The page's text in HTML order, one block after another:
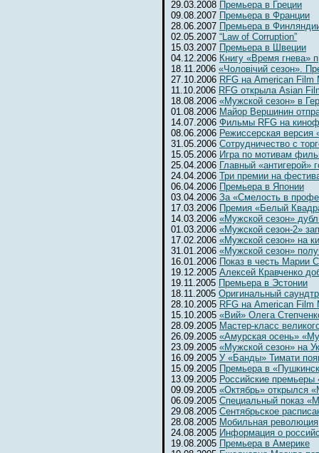
29.03.2008 Премьера в Греции
09.08.2007 Премьера в Франции
28.06.2007 Премьера в
02.05.2007 “Law of Corruption”
15.03.2007 Премьера в Швеции
04.12.2006 Книгу «Время гнева»
18.11.2006 «Чоловiчий сезон».
27.10.2006 RFG на American Film
11.10.2006 RFG открыла Asian
18.08.2006 «Мужской сезон» в
01.08.2006 Майор Вершинин
14.07.2006 Фильмы RFG на
08.06.2006 Режиссерская версия
31.05.2006 Сотрудничество с
15.05.2006 Игра по мотивам
25.04.2006 Главный «антигерой»
24.04.2006 Три премии на
06.04.2006 Премьера в Японии
03.04.2006 За «Смелость в
17.03.2006 Премия «Белый
14.03.2006 «Мужской сезон»
01.03.2006 «Мужской сезон-2»
17.02.2006 «Мужской сезон» на
31.01.2006 «Мужской сезон»
16.01.2006 Показ в честь Марии
19.12.2005 Алексей Кравченко
19.11.2005 Премьера в Эстонии
18.11.2005 Оригинальный
28.10.2005 RFG на American Film
15.10.2005 «Вий» Олега
28.09.2005 Мастер-класс
26.09.2005 «Амурская осень»
23.09.2005 «Мужской сезон» на
16.09.2005 У «Банды» Тимати
15.09.2005 Премьера в
13.09.2005 Российские премьеры
09.09.2005 «Октябрь» открылся
06.09.2005 Специальный показ
29.08.2005 Сентябрьское
28.08.2005 Мобильная революция
24.08.2005 Информация о
19.08.2005 Премьера в Америке